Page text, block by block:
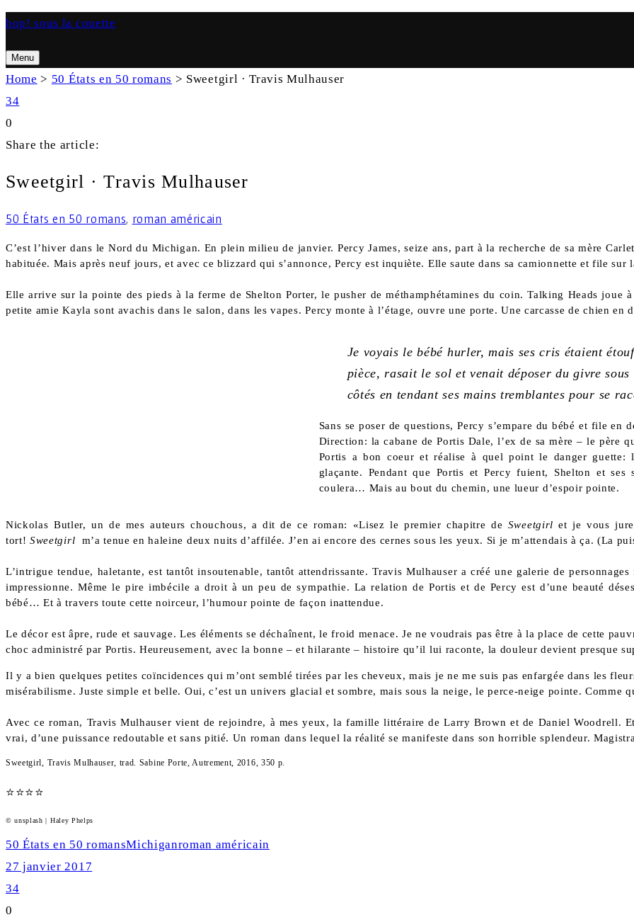
hop! sous la couette
Menu
Search
Home > 50 États en 50 romans > Sweetgirl · Travis Mulhauser
34
0
Search
Share the article:
Sweetgirl · Travis Mulhauser
50 États en 50 romans, roman américain
C’est l’hiver dans le Nord du Michigan. En plein milieu de janvier. Percy James, seize ans, part à la recherche de sa mère
habituée. Mais après neuf jours, et avec ce blizzard qui s’annonce, Percy est inquiète. Elle saute dans sa camionnette et file
Elle arrive sur la pointe des pieds à la ferme de Shelton Porter, le pusher de méthamphétamines du coin. Talking Heads joue
petite amie Kayla sont avachis dans le salon, dans les vapes. Percy monte à l’étage, ouvre une porte. Une carcasse de chien
Je voyais le bébé hurler, mais ses cris étaient
pièce, rasait le sol et venait déposer du givre
côtés en tendant ses mains tremblantes pour se
Sans se poser de questions, Percy s’empare du bébé et file
Direction: la cabane de Portis Dale, l’ex de sa mère – le père
Portis a bon coeur et réalise à quel point le danger guette:
glaçante. Pendant que Portis et Percy fuient, Shelton et
coulera… Mais au bout du chemin, une lueur d’espoir pointe.
Nickolas Butler, un de mes auteurs chouchous, a dit de ce roman: «Lisez le premier chapitre de Sweetgirlet je vous
tort!Sweetgirl m’a tenue en haleine deux nuits d’affilée. J’en ai encore des cernes sous les yeux. Si je m’attendais à ça. (La
L’intrigue tendue, haletante, est tantôt insoutenable, tantôt attendrissante. Travis Mulhauser a créé une galerie de
impressionne. Même le pire imbécile a droit à un peu de sympathie. La relation de Portis et de Percy est d’une beauté
bébé… Et à travers toute cette noirceur, l’humour pointe de façon inattendue.
Le décor est âpre, rude et sauvage. Les éléments se déchaînent, le froid menace. Je ne voudrais pas être à la place de cette
choc administré par Portis. Heureusement, avec la bonne – et hilarante – histoire qu’il lui raconte, la douleur devient presque
Il y a bien quelques petites coïncidences qui m’ont semblé tirées par les cheveux, mais je ne me suis pas enfargée dans les
misérabilisme. Juste simple et belle. Oui, c’est un univers glacial et sombre, mais sous la neige, le perce-neige pointe. Comme
Avec ce roman, Travis Mulhauser vient de rejoindre, à mes yeux, la famille littéraire de Larry Brown et de Daniel Woodrell.
vrai, d’une puissance redoutable et sans pitié. Un roman dans lequel la réalité se manifeste dans son horrible splendeur.
Sweetgirl, Travis Mulhauser, trad. Sabine Porte, Autrement, 2016, 350 p.
⭐⭐⭐⭐
Rating:
4
out
of
5.
© unsplash | Haley Phelps
50 États en 50 romansMichiganroman américain
27 janvier 2017
34
0